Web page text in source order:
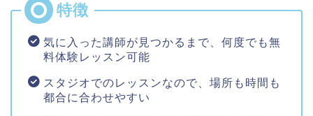
気に入った講師が見つかるまで、何度でも無
料体験レッスン可能
スタジオでのレッスンなので、場所も時間も
都合に合わせやすい